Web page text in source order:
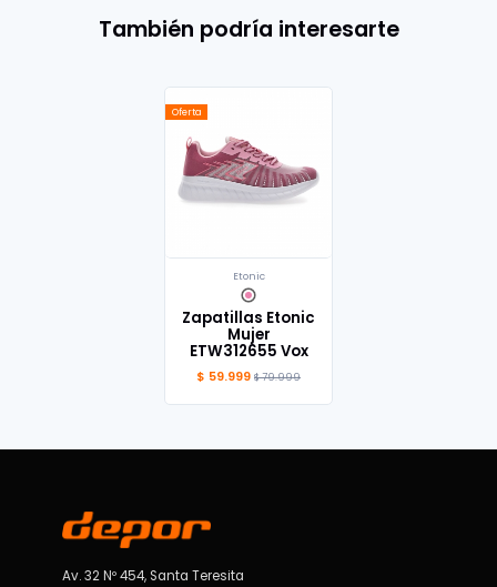
También podría interesarte
Oferta
Etonic
Zapatillas Etonic
Mujer
ETW312655 Vox
$ 59.999 $ 79.999
Av. 32 Nº 454, Santa Teresita